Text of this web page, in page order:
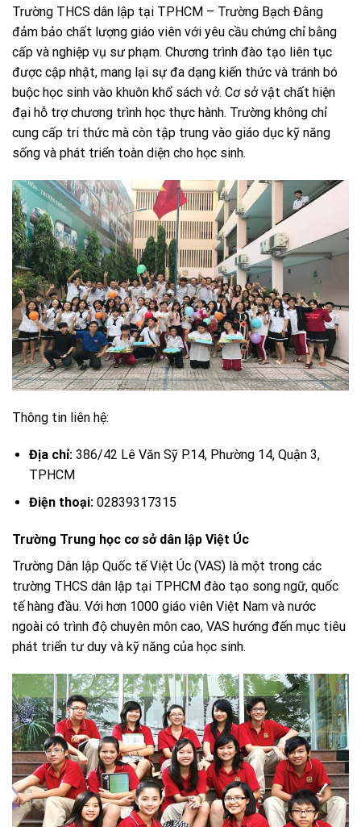
Trường THCS dân lập tại TPHCM – Trường Bạch Đằng
đảm bảo chất lượng giáo viên với yêu cầu chứng chỉ bằng
cấp và nghiệp vụ sư phạm. Chương trình đào tạo liên tục
được cập nhật, mang lại sự đa dạng kiến thức và tránh bó
buộc học sinh vào khuôn khổ sách vở. Cơ sở vật chất hiện
đại hỗ trợ chương trình học thực hành. Trường không chỉ
cung cấp tri thức mà còn tập trung vào giáo dục kỹ năng
sống và phát triển toàn diện cho học sinh.
Thông tin liên hệ:
Địa chỉ:386/42 Lê Văn Sỹ P.14, Phường 14, Quận 3,
TPHCM
Điện thoại:02839317315
Trường Trung học cơ sở dân lập Việt Úc
Trường Dân lập Quốc tế Việt Úc (VAS) là một trong các
trường THCS dân lập tại TPHCM đào tạo song ngữ, quốc
tế hàng đầu. Với hơn 1000 giáo viên Việt Nam và nước
ngoài có trình độ chuyên môn cao, VAS hướng đến mục tiêu
phát triển tư duy và kỹ năng của học sinh.